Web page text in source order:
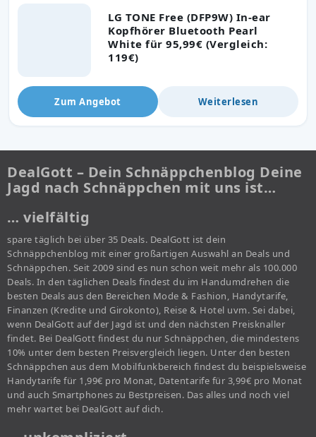
LG TONE Free (DFP9W) In-ear
Kopfhörer Bluetooth Pearl
White für 95,99€ (Vergleich:
119€)
Zum Angebot Weiterlesen
DealGott – Dein Schnäppchenblog Deine
Jagd nach Schnäppchen mit uns ist…
… vielfältig
spare täglich bei über 35 Deals. DealGott ist dein
Schnäppchenblog mit einer großartigen Auswahl an Deals und
Schnäppchen. Seit 2009 sind es nun schon weit mehr als 100.000
Deals. In den täglichen Deals findest du im Handumdrehen die
besten Deals aus den Bereichen Mode & Fashion, Handytarife,
Finanzen (Kredite und Girokonto), Reise & Hotel uvm. Sei dabei,
wenn DealGott auf der Jagd ist und den nächsten Preisknaller
findet. Bei DealGott findest du nur Schnäppchen, die mindestens
10% unter dem besten Preisvergleich liegen. Unter den besten
Schnäppchen aus dem Mobilfunkbereich findest du beispielsweise
Handytarife für 1,99€ pro Monat, Datentarife für 3,99€ pro Monat
und auch Smartphones zu Bestpreisen. Das alles und noch viel
mehr wartet bei DealGott auf dich.